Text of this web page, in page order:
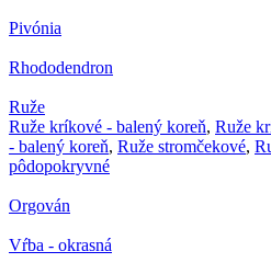
Pivónia
Rhododendron
Ruže
Ruže kríkové - balený koreň, Ruže
- balený koreň, Ruže stromčekové,
pôdopokryvné
Orgován
Vŕba - okrasná